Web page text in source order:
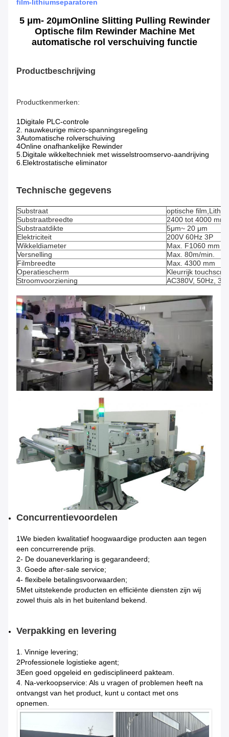
film-lithiumseparatoren
5 μm- 20μmOnline Slitting Pulling Rewinder
Optische film Rewinder Machine Met
automatische rol verschuiving functie
Productbeschrijving
Productkenmerken:
1Digitale PLC-controle
2. nauwkeurige micro-spanningsregeling
3Automatische rolverschuiving
4Online onafhankelijke Rewinder
5.Digitale wikkeltechniek met wisselstroomservo-aandrijving
6.Elektrostatische eliminator
Technische gegevens
Substraat optische film,
Substraatbreedte
2400 tot 4000 mm
Substraatdikte
5μm~ 20 μm
Elektriciteit
200V 60Hz 3P
Wikkeldiameter
Max. F1060 mm
Versnelling
Max. 80m/min.
Filmbreedte
Max. 4300 mm
Operatiescherm
Kleurrijk
Stroomvoorziening
AC380V, 50Hz, 3-
Concurrentievoordelen
1We bieden kwalitatief hoogwaardige producten aan tegen
een concurrerende prijs.
2- De douaneverklaring is gegarandeerd;
3. Goede after-sale service;
4- flexibele betalingsvoorwaarden;
5Met uitstekende producten en efficiënte diensten zijn wij
zowel thuis als in het buitenland bekend.
Verpakking en levering
1. Vinnige levering;
2Professionele logistieke agent;
3Een goed opgeleid en gedisciplineerd pakteam.
4. Na-verkoopservice: Als u vragen of problemen heeft na
ontvangst van het product, kunt u contact met ons
opnemen.